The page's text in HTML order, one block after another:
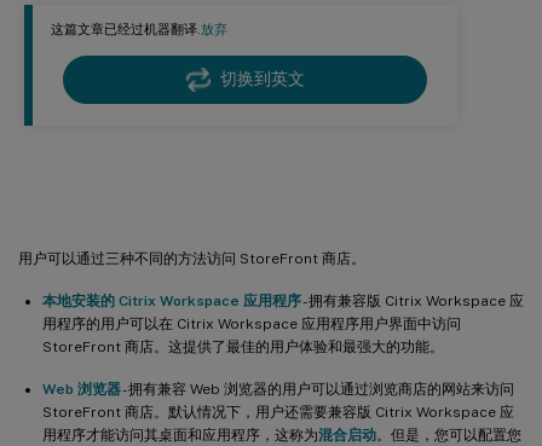
这篇文章已经过机器翻译.放弃
切换到英文
用户可以通过三种不同的方法访问 StoreFront 商店。
本地安装的 Citrix Workspace 应用程序- 拥有兼容版 Citrix Workspace 应
用程序的用户可以在 Citrix Workspace 应用程序用户界面中访问
StoreFront 商店。这提供了最佳的用户体验和最强大的功能。
Web 浏览器- 拥有兼容 Web 浏览器的用户可以通过浏览商店的网站来访问
StoreFront 商店。默认情况下，用户还需要兼容版 Citrix Workspace 应
用程序才能访问其桌面和应用程序，这称为混合启动。但是，您可以配置您